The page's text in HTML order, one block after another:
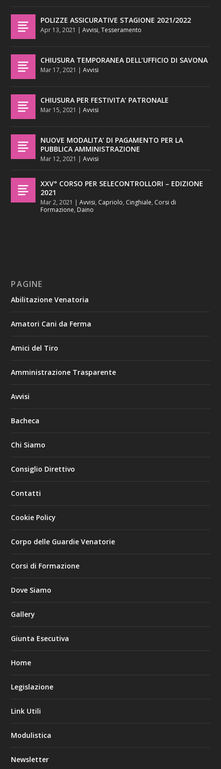
POLIZZE ASSICURATIVE STAGIONE 2021/2022
Apr 13, 2021 |Avvisi,Tesseramento
CHIUSURA TEMPORANEA DELL’UFFICIO DI SAVONA
Mar 17, 2021 |Avvisi
CHIUSURA PER FESTIVITA’ PATRONALE
Mar 15, 2021 |Avvisi
NUOVE MODALITA’ DI PAGAMENTO PER LA
PUBBLICA AMMINISTRAZIONE
Mar 12, 2021 |Avvisi
XXV° CORSO PER SELECONTROLLORI – EDIZIONE
2021
Mar 2, 2021 |Avvisi, Capriolo, Cinghiale, Corsi di
Formazione, Daino
PAGINE
Abilitazione Venatoria
Amatori Cani da Ferma
Amici del Tiro
Amministrazione Trasparente
Avvisi
Bacheca
Chi Siamo
Consiglio Direttivo
Contatti
Cookie Policy
Corpo delle Guardie Venatorie
Corsi di Formazione
Dove Siamo
Gallery
Giunta Esecutiva
Home
Legislazione
Link Utili
Modulistica
Newsletter